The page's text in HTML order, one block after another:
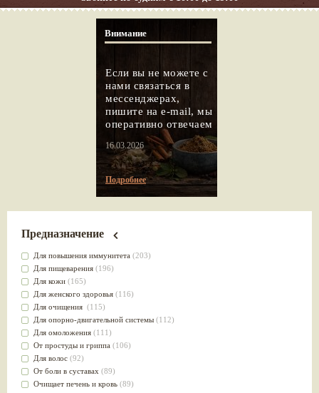
Внимание
Если вы не можете с
нами связаться в
мессенджерах,
пишите на e-mail, мы
оперативно отвечаем
16.03.2026
Подробнее
Предназначение
Для повышения иммунитета (203)
Для пищеварения (196)
Для кожи (165)
Для женского здоровья (116)
Для очищения (115)
Для опорно-двигательной системы (112)
Для омоложения (111)
От простуды и гриппа (106)
Для волос (92)
От боли в суставах (89)
Очищает печень и кровь (89)